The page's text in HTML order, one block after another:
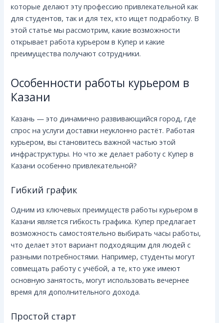
которые делают эту профессию привлекательной как
для студентов, так и для тех, кто ищет подработку. В
этой статье мы рассмотрим, какие возможности
открывает работа курьером в Купер и какие
преимущества получают сотрудники.
Особенности работы курьером в
Казани
Казань — это динамично развивающийся город, где
спрос на услуги доставки неуклонно растёт. Работая
курьером, вы становитесь важной частью этой
инфраструктуры. Но что же делает работу с Купер в
Казани особенно привлекательной?
Гибкий график
Одним из ключевых преимуществ работы курьером в
Казани является гибкость графика. Купер предлагает
возможность самостоятельно выбирать часы работы,
что делает этот вариант подходящим для людей с
разными потребностями. Например, студенты могут
совмещать работу с учёбой, а те, кто уже имеют
основную занятость, могут использовать вечернее
время для дополнительного дохода.
Простой старт